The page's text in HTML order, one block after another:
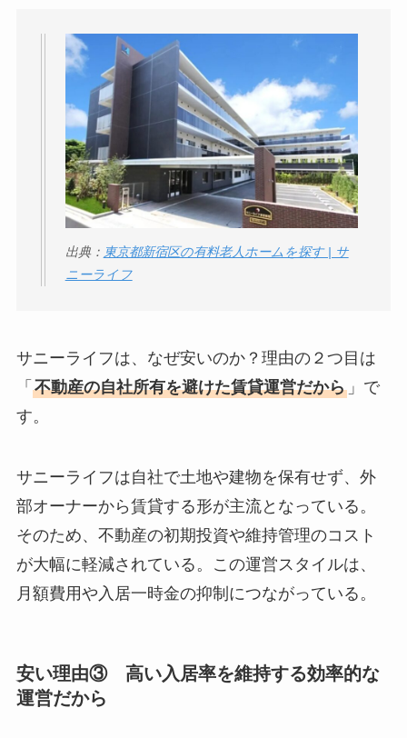
出典： 東京都新宿区の有料老人ホームを探す | サ
ニーライフ
サニーライフは、なぜ安いのか？理由の２つ目は
「 不動産の自社所有を避けた賃貸運営だから」で
す。
サニーライフは自社で土地や建物を保有せず、外
部オーナーから賃貸する形が主流となっている。
そのため、不動産の初期投資や維持管理のコスト
が大幅に軽減されている。この運営スタイルは、
月額費用や入居一時金の抑制につながっている。
安い理由③ 高い入居率を維持する効率的な
運営だから